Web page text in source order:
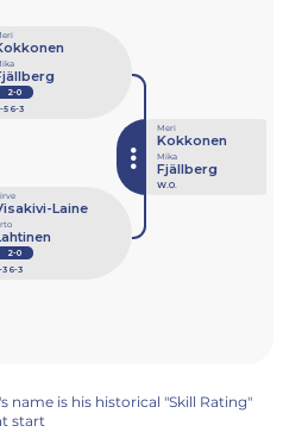
2-0
-5 6-3
Laine
2-0
-3 6-3
Meri
Kokkonen
Mika
Fjällberg
W.O.
name is his historical "Skill Rating"
start